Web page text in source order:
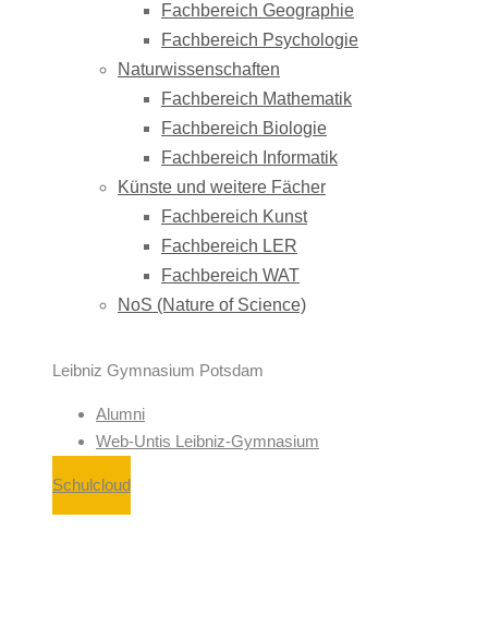
Fachbereich Geographie
Fachbereich Psychologie
Naturwissenschaften
Fachbereich Mathematik
Fachbereich Biologie
Fachbereich Informatik
Künste und weitere Fächer
Fachbereich Kunst
Fachbereich LER
Fachbereich WAT
NoS (Nature of Science)
Leibniz Gymnasium Potsdam
Alumni
Web-Untis Leibniz-Gymnasium
Schulcloud